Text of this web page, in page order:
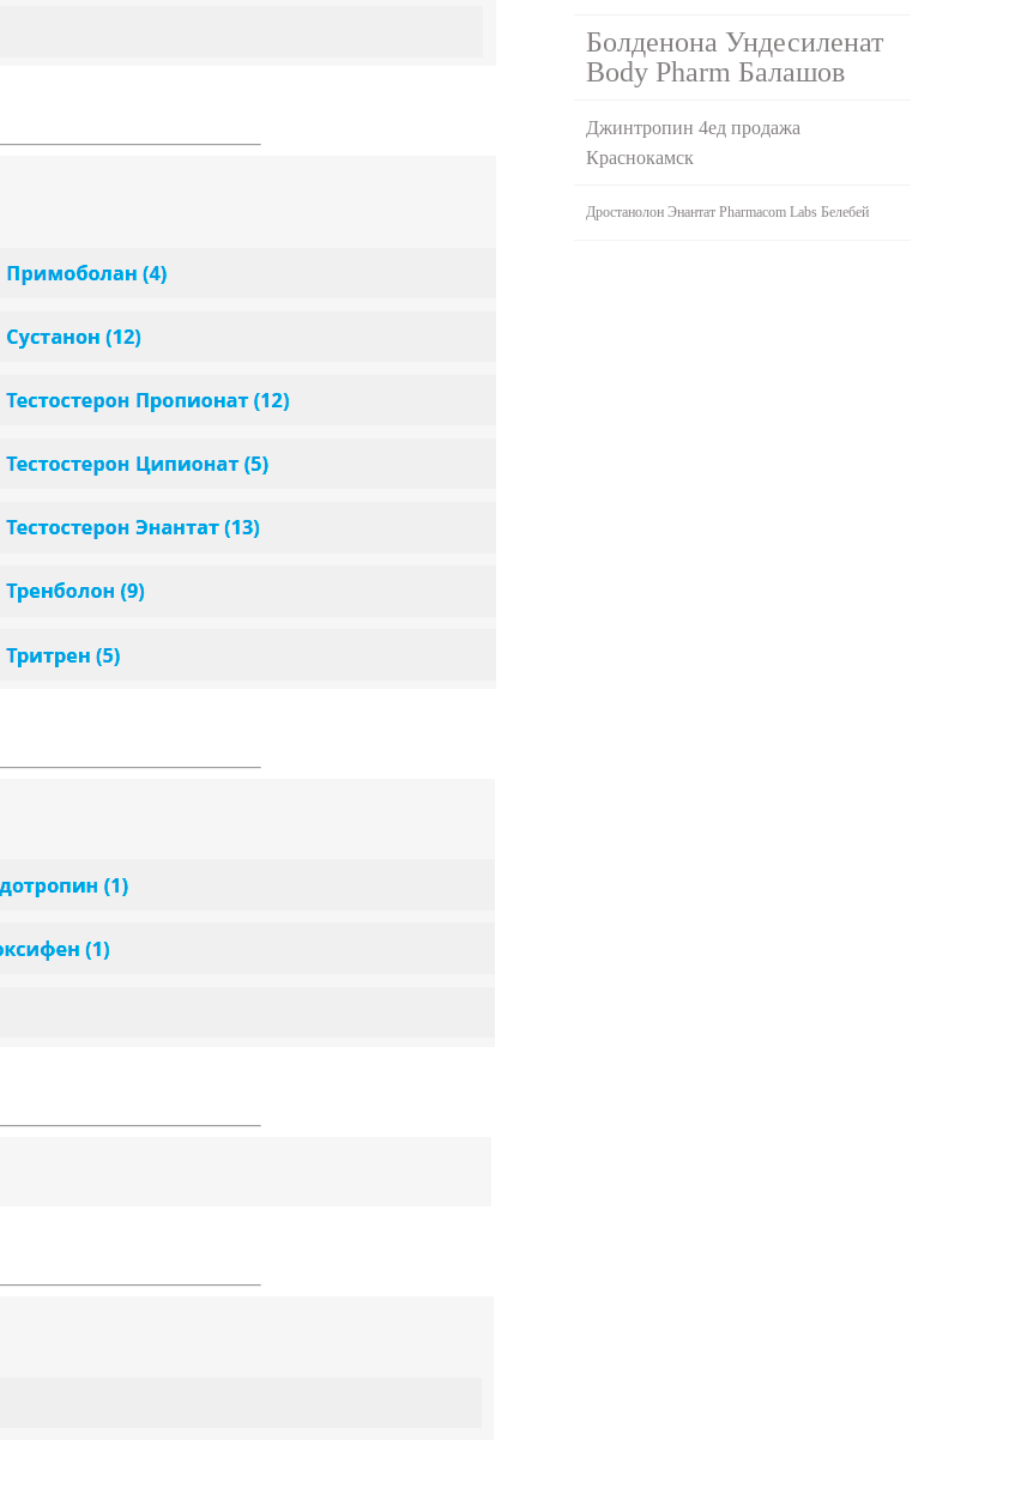
Болденона Ундесиленат
Body Pharm Балашов
Джинтропин 4ед продажа
Краснокамск
Дростанолон Энантат Pharmacom Labs Белебей